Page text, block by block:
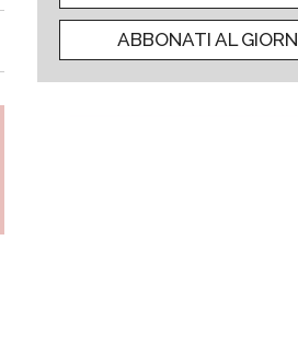
ABBONATI AL